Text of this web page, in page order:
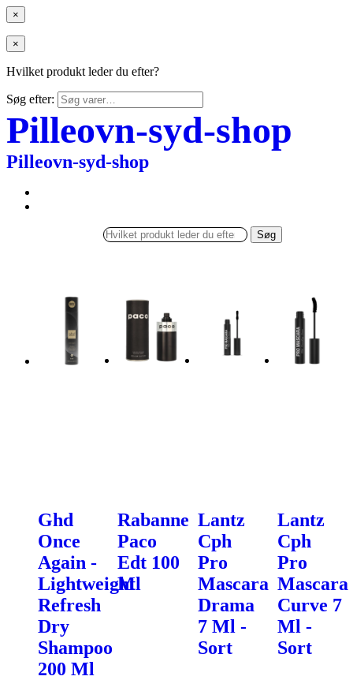
×
×
Hvilket produkt leder du efter?
Søg efter:
Pilleovn-syd-shop
Pilleovn-syd-shop
Søg
Ghd
Once
Again -
Lightweight
Refresh
Dry
Shampoo
200 Ml
Rabanne
Paco
Edt 100
Ml
Lantz
Cph
Pro
Mascara
Drama
7 Ml -
Sort
Lantz
Cph
Pro
Mascara
Curve 7
Ml -
Sort